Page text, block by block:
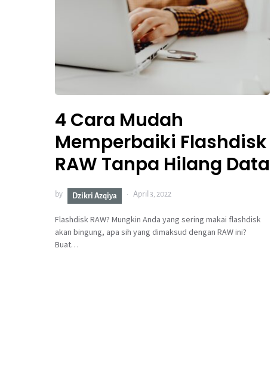
4 Cara Mudah
Memperbaiki Flashdisk
RAW Tanpa Hilang Data
by Dzikri Azqiya April 3, 2022
Flashdisk RAW? Mungkin Anda yang sering makai flashdisk
akan bingung, apa sih yang dimaksud dengan RAW ini?
Buat…